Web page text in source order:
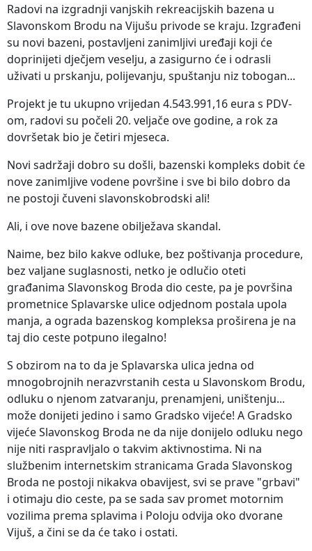
Radovi na izgradnji vanjskih rekreacijskih bazena u
Slavonskom Brodu na Vijušu privode se kraju. Izgrađeni
su novi bazeni, postavljeni zanimljivi uređaji koji će
doprinijeti dječjem veselju, a zasigurno će i odrasli
uživati u prskanju, polijevanju, spuštanju niz tobogan...
Projekt je tu ukupno vrijedan 4.543.991,16 eura s PDV-
om, radovi su počeli 20. veljače ove godine, a rok za
dovršetak bio je četiri mjeseca.
Novi sadržaji dobro su došli, bazenski kompleks dobit će
nove zanimljive vodene površine i sve bi bilo dobro da
ne postoji čuveni slavonskobrodski ali!
Ali, i ove nove bazene obilježava skandal.
Naime, bez bilo kakve odluke, bez poštivanja procedure,
bez valjane suglasnosti, netko je odlučio oteti
građanima Slavonskog Broda dio ceste, pa je površina
prometnice Splavarske ulice odjednom postala upola
manja, a ograda bazenskog kompleksa proširena je na
taj dio ceste potpuno ilegalno!
S obzirom na to da je Splavarska ulica jedna od
mnogobrojnih nerazvrstanih cesta u Slavonskom Brodu,
odluku o njenom zatvaranju, prenamjeni, uništenju...
može donijeti jedino i samo Gradsko vijeće! A Gradsko
vijeće Slavonskog Broda ne da nije donijelo odluku nego
nije niti raspravljalo o takvim aktivnostima. Ni na
službenim internetskim stranicama Grada Slavonskog
Broda ne postoji nikakva obavijest, svi se prave "grbavi"
i otimaju dio ceste, pa se sada sav promet motornim
vozilima prema splavima i Poloju odvija oko dvorane
Vijuš, a čini se da će tako i ostati.